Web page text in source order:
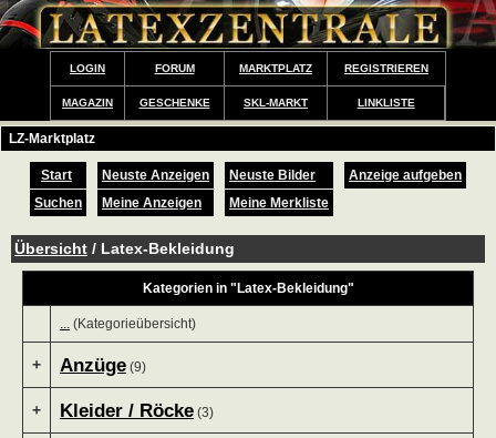
LOGIN FORUM MARKTPLATZ REGISTRIEREN
MAGAZIN GESCHENKE SKL-MARKT LINKLISTE
LZ-Marktplatz
Start Neuste Anzeigen Neuste Bilder
Anzeige aufgeben
Suchen
Meine Anzeigen Meine Merkliste
Übersicht / Latex-Bekleidung
Kategorien in "Latex-Bekleidung"
... (Kategorieübersicht)
+ Anzüge (9)
+ Kleider / Röcke (3)